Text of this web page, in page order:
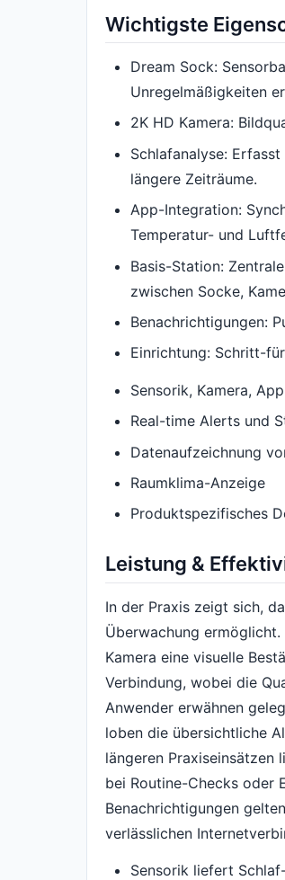
Wichtigste
Dream Sock:
Unregelmäßigkeiten
2K HD Kamera:
Schlafanalyse:
längere Zeiträume.
App-Integration:
Temperatur- und
Basis-Station:
zwischen Socke,
Benachrichtigungen:
Einrichtung: Schritt-
Sensorik, Kamera,
Real-time Alerts und
Datenaufzeichnung
Raumklima-Anzeige
Produktspezifisches
Leistung &
In der Praxis zeigt sich,
Überwachung
Kamera eine visuelle
Verbindung, wobei die
Anwender erwähnen
loben die übersichtliche
längeren
bei Routine-Checks oder
Benachrichtigungen
verlässlichen
Sensorik liefert